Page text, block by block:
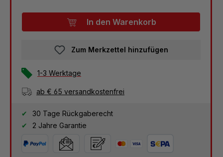
In den Warenkorb
Zum Merkzettel hinzufügen
1-3 Werktage
ab € 65 versandkostenfrei
30 Tage Rückgaberecht
2 Jahre Garantie